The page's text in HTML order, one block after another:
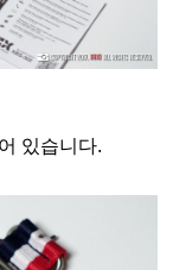
있습니다.